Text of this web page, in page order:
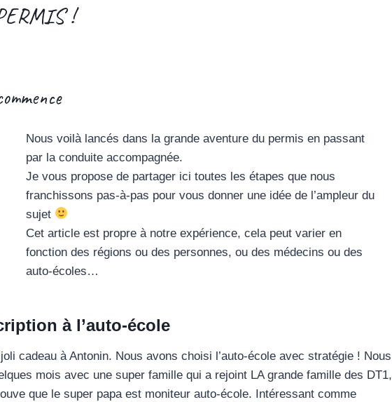
!
Nous voilà lancés dans la grande aventure du permis en passant
par la conduite accompagnée.
Je vous propose de partager ici toutes les étapes que nous
franchissons pas-à-pas pour vous donner une idée de l’ampleur du
sujet
Cet article est propre à notre expérience, cela peut varier en
fonction des régions ou des personnes, ou des médecins ou des
auto-écoles…
à l’auto-école
cadeau à Antonin. Nous avons choisi l’auto-école avec stratégie ! Nous
mois avec une super famille qui a rejoint LA grande famille des DT1,
que le super papa est moniteur auto-école. Intéressant comme